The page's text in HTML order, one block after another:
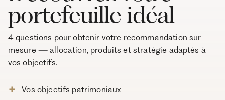
portefeuille idéal
4 questions pour obtenir votre recommandation sur-
mesure — allocation, produits et stratégie adaptés à
vos objectifs.
Vos objectifs patrimoniaux